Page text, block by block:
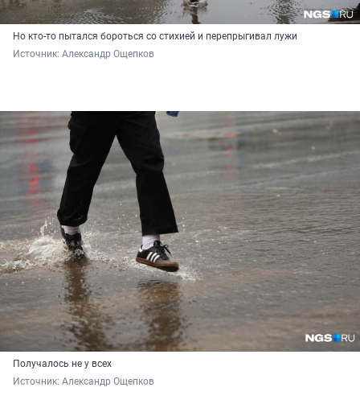
Но кто-то пытался бороться со стихией и перепрыгивал лужи
Источник: Александр Ощепков
Получалось не у всех
Источник: Александр Ощепков